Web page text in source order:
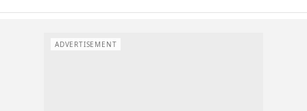
ADVERTISEMENT